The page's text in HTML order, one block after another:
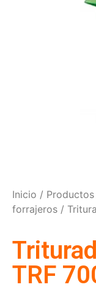
Inicio / Productos
forrajeros /
TRF